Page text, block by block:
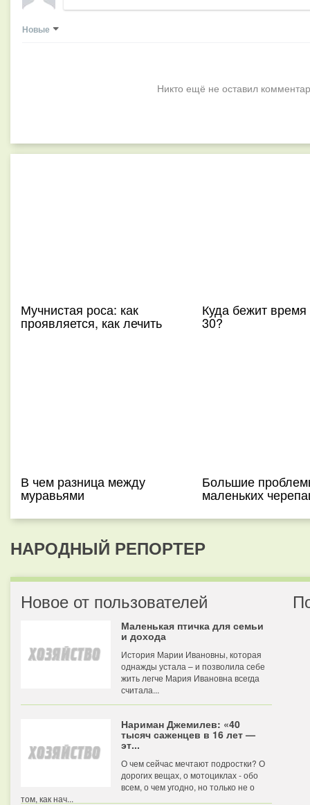
Новые
Никто ещё не оставил
Мучнистая роса: как
проявляется, как лечить
Куда бежит
30?
В чем разница между
муравьями
Большие
маленьких
НАРОДНЫЙ РЕПОРТЕР
Новое от пользователей
Маленькая птичка для семьи
и дохода
История Марии Ивановны, которая
однажды устала – и позволила себе
жить легче Мария Ивановна всегда
считала...
Нариман Джемилев: «40
тысяч саженцев в 16 лет —
эт...
О чем сейчас мечтают подростки? О
дорогих вещах, о мотоциклах - обо
всем, о чем угодно, но только не о
том, как нач...